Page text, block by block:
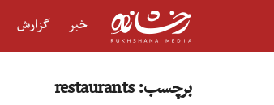
خبر گزارش
برچسب:restaurants